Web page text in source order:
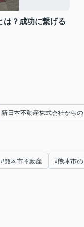
は？成功に繋げる
新日本不動産株式会社から
#熊本市不動産 #熊本市